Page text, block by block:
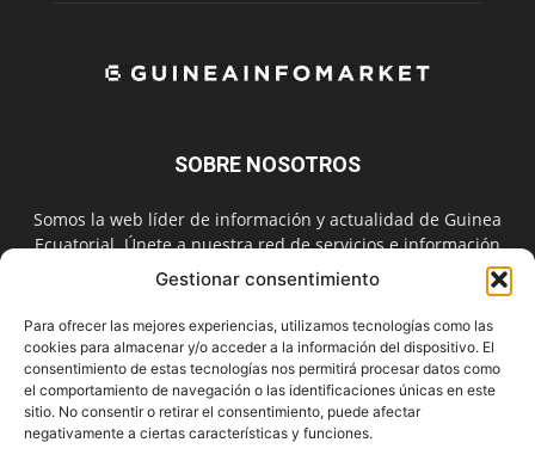
Gestionar consentimiento
Para ofrecer las mejores experiencias, utilizamos tecnologías como las
cookies para almacenar y/o acceder a la información del dispositivo. El
consentimiento de estas tecnologías nos permitirá procesar datos como
el comportamiento de navegación o las identificaciones únicas en este
sitio. No consentir o retirar el consentimiento, puede afectar
negativamente a ciertas características y funciones.
SOBRE NOSOTROS
Somos la web líder de información y actualidad de Guinea
Ecuatorial. Únete a nuestra red de servicios e información
digital también en las redes sociales.
Contáctanos:info@guineainfomarket.com
SÍGUENOS